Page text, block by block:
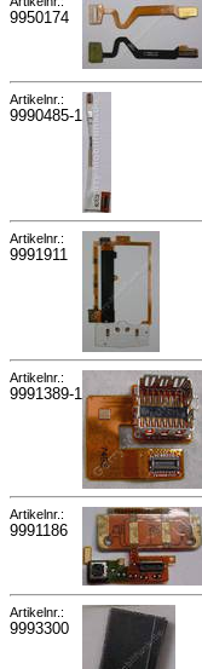
9950174
Artikelnr.:
9990485-1
Artikelnr.:
9991911
Artikelnr.:
9991389-1
Artikelnr.:
9991186
Artikelnr.:
9993300